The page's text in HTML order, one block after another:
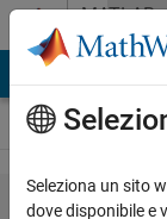
Vai al contenutoMATLAB
Answers
Seleziona un sito
dove disponibile e